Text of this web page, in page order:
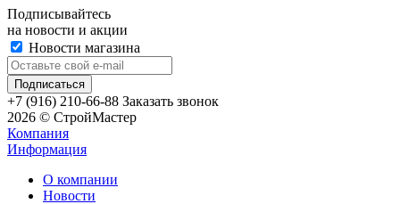
Подписывайтесь
на новости и акции
Новости магазина
+7 (916) 210-66-88 Заказать звонок
2026 © СтройМастер
Компания
Информация
О компании
Новости